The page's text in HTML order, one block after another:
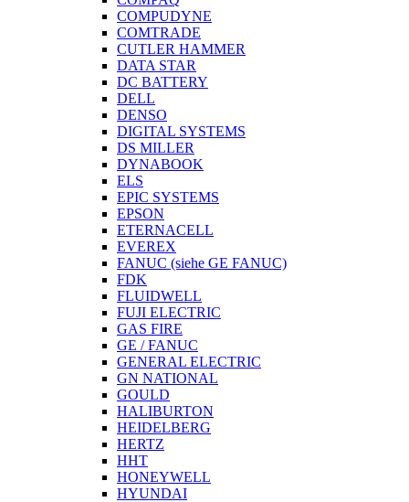
COMPUDYNE
COMTRADE
CUTLER HAMMER
DATA STAR
DC BATTERY
DELL
DENSO
DIGITAL SYSTEMS
DS MILLER
DYNABOOK
ELS
EPIC SYSTEMS
EPSON
ETERNACELL
EVEREX
FANUC (siehe GE FANUC)
FDK
FLUIDWELL
FUJI ELECTRIC
GAS FIRE
GE / FANUC
GENERAL ELECTRIC
GN NATIONAL
GOULD
HALIBURTON
HEIDELBERG
HERTZ
HHT
HONEYWELL
HYUNDAI